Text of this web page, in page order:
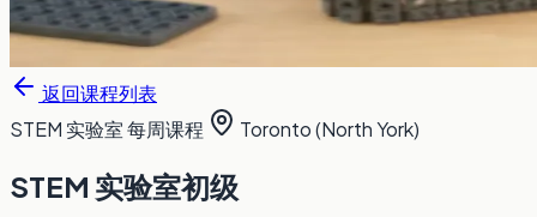
返回课程列表
STEM 实验室每周课程 Toronto (North York)
STEM 实验室初级